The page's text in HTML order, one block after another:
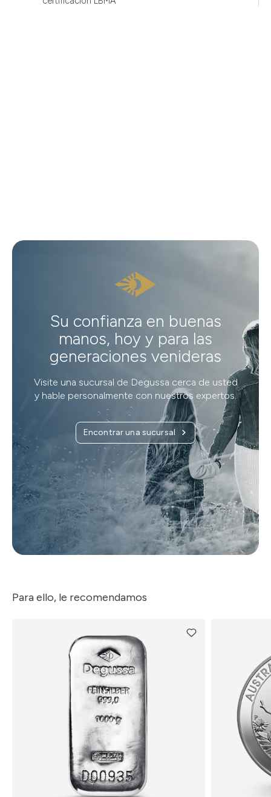
Su confianza en buenas
manos, hoy y para las
generaciones venideras
Visite una sucursal de Degussa cerca de usted
y hable personalmente con nuestros expertos.
Encontrar una sucursal
Para ello, le recomendamos